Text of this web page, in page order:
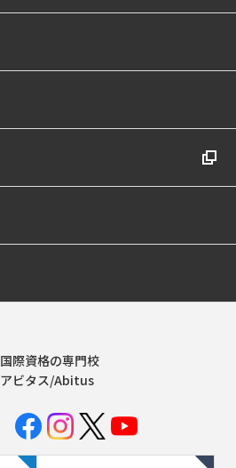
国際資格の専門校
アビタス/Abitus